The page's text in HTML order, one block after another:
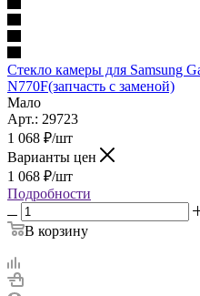
Стекло камеры для Samsung
N770F(запчасть с заменой)
Мало
Арт.: 29723
1 068 ₽/шт
Варианты цен
1 068 ₽/шт
Подробности
В корзину